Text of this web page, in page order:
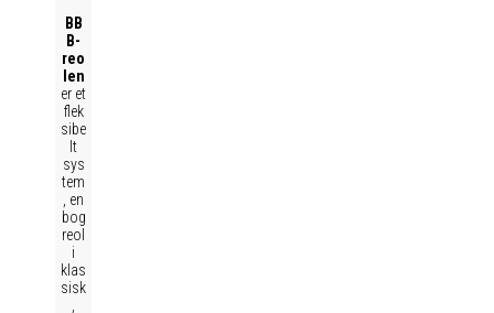
BB
B-
reo
len
er et
flek
sibe
lt
sys
tem
, en
bog
reol
i
klas
sisk